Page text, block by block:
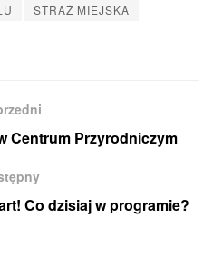
STRAŻ MIEJSKA
Centrum Przyrodniczym
Co dzisiaj w programie?